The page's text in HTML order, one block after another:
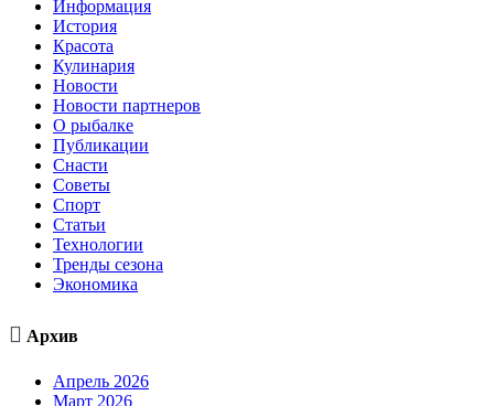
Информация
История
Красота
Кулинария
Новости
Новости партнеров
О рыбалке
Публикации
Снасти
Советы
Спорт
Статьи
Технологии
Тренды сезона
Экономика
 Архив
Апрель 2026
Март 2026